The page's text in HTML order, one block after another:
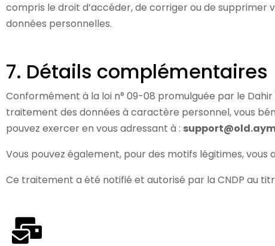
compris le droit d’accéder, de corriger ou de
données personnelles.
7. Détails complémentaires
Conformément à la loi n° 09-08 promulguée par le
traitement des données à caractère personnel, vous
pouvez exercer en vous adressant à :
Vous pouvez également, pour des motifs légitimes,
Ce traitement a été notifié et autorisé par la CNDP au